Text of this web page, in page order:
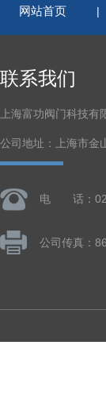
网站首页 |
联系我们
上海富功阀门科技有
公司地址：上海市金
电 话：
公司传真：